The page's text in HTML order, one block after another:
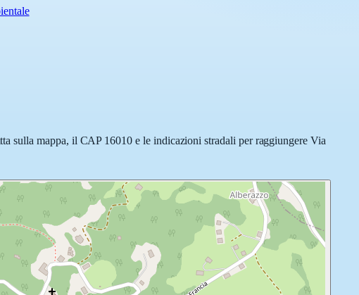
sulla mappa, il CAP 16010 e le indicazioni stradali per raggiungere Via